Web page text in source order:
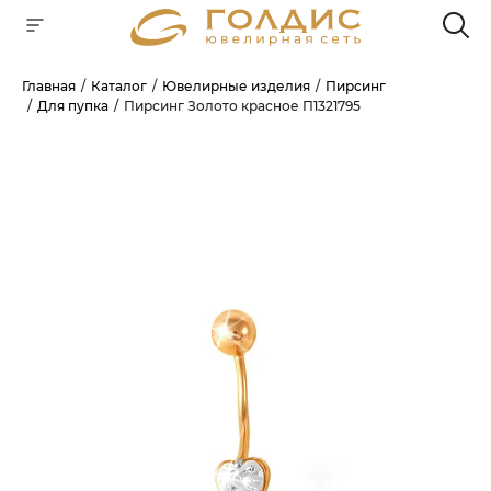
Главная Каталог Ювелирные изделия
Пирсинг
Для пупка
Пирсинг Золото красное П1321795
Для клиентов всех банков
ГРАФИК ПЛАТЕЖЕЙ